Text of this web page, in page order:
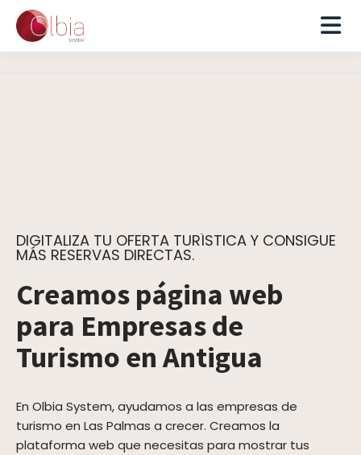
DIGITALIZA TU OFERTA TURÍSTICA Y CONSIGUE
MÁS RESERVAS DIRECTAS.
Creamos página web
para Empresas de
Turismo en Antigua
En Olbia System, ayudamos a las empresas de
turismo en Las Palmas a crecer. Creamos la
plataforma web que necesitas para mostrar tus